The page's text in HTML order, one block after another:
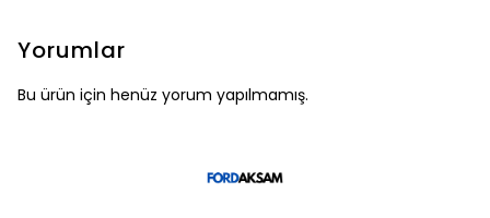
Yorumlar
Bu ürün için henüz yorum yapılmamış.